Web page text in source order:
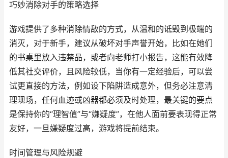
巧妙消除对手的策略选择
游戏提供了多种消除情敌的方式，从温和的诋毁到极端的
消灭，对于新手，建议从破坏对手声誉开始，比如在她们
的书桌里放入违禁品，或者向老师打小报告，这能有效降
低其社交评价，且风险较低，当你有一定经验后，可以尝
试更直接的方法，例如设下陷阱造成意外，但务必注意清
理现场，任何血迹或凶器都必须及时处理，最关键的要点
是保持你的“理智值”与“嫌疑度”，在他人面前要表现得正常
友好，一旦嫌疑度过高，游戏将提前结束。
时间管理与风险规避